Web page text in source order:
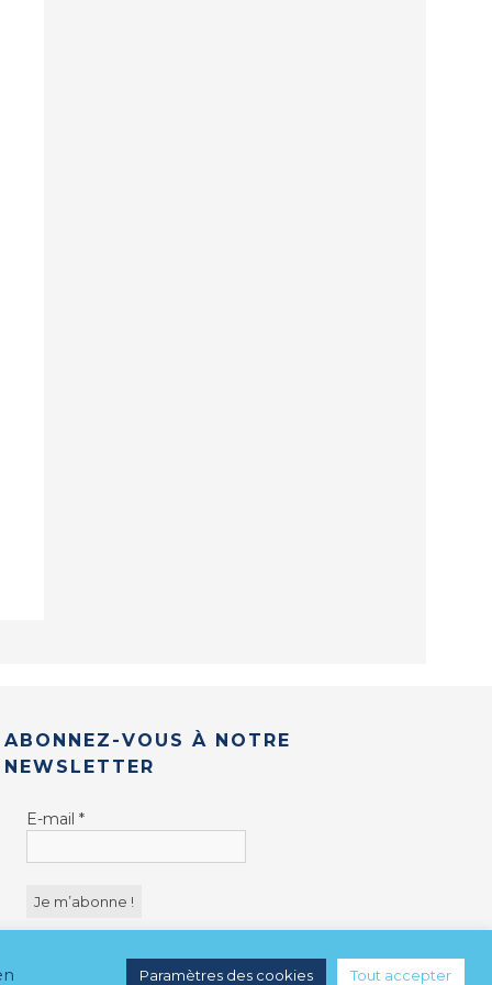
ABONNEZ-VOUS À NOTRE
NEWSLETTER
E-mail *
Paramètres des cookies Tout accepter